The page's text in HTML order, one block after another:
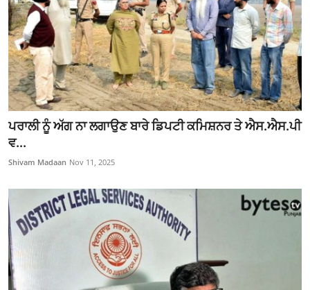
ਪਰਾਲੀ ਨੂੰ ਅੱਗ ਨਾ ਲਗਾਉਣ ਬਾਰੇ ਡਿਪਟੀ ਕਮਿਸ਼ਨਰ ਤੇ ਐਸ.ਐਸ.ਪੀ
ਵ...
Shivam Madaan Nov 11, 2025